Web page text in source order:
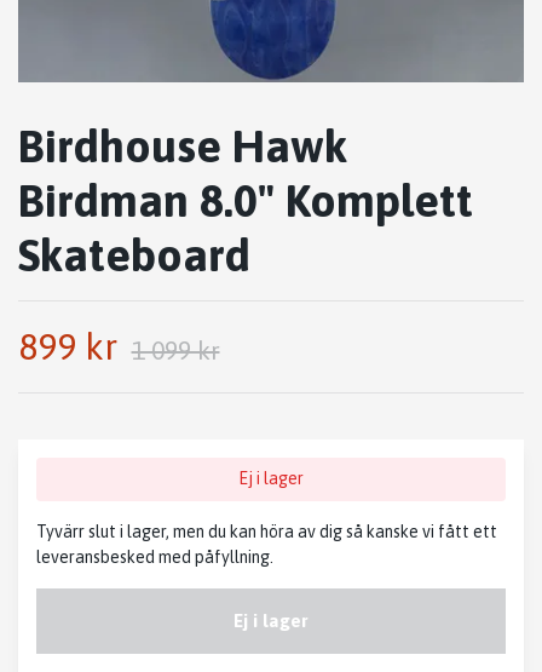
Birdhouse Hawk
Birdman 8.0" Komplett
Skateboard
899 kr 1 099 kr
Ej i lager
Tyvärr slut i lager, men du kan höra av dig så kanske vi fått ett
leveransbesked med påfyllning.
Ej i lager